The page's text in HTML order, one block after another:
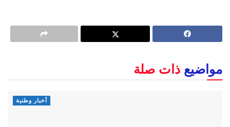
مواضيع ذات صلة
أخبار وطنية